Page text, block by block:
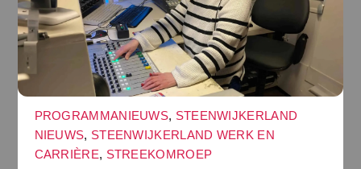
PROGRAMMANIEUWS, STEENWIJKERLAND
NIEUWS, STEENWIJKERLAND WERK EN
CARRIÈRE, STREEKOMROEP